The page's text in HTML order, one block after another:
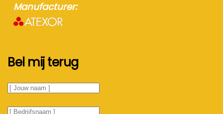
Manufacturer:
Bel mij terug